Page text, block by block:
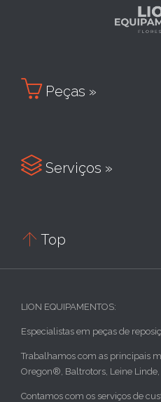
 Peças »
 Serviços »
 Top
LION EQUIPAMENTOS:
Especialistas em peças de
Trabalhamos com as principais
Oregon®, Baltrotors, Leine Linde,
Contamos com os serviços de